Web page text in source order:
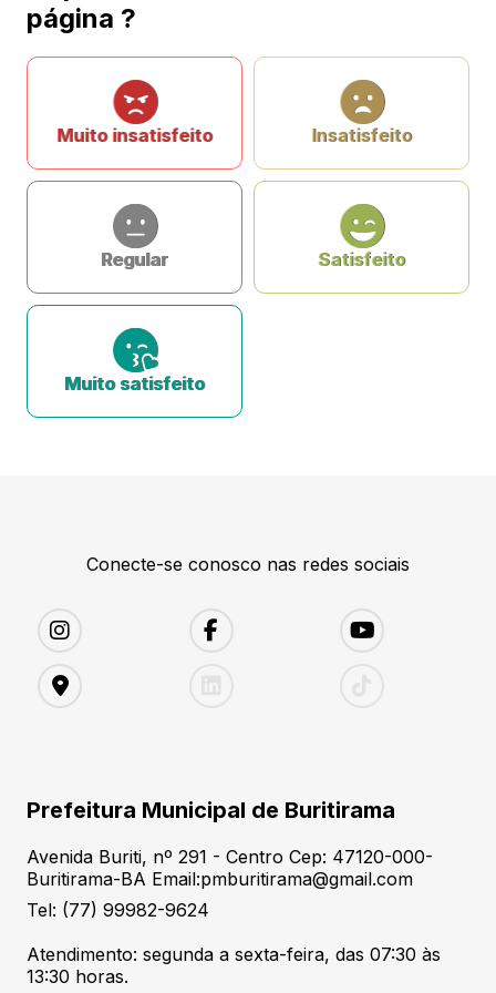
página ?
Muito insatisfeito Insatisfeito
Regular Satisfeito
Muito satisfeito
Conecte-se conosco nas redes sociais
Prefeitura Municipal de Buritirama
Avenida Buriti, nº 291 - Centro Cep: 47120-000-
Buritirama-BA Email:pmburitirama@gmail.com
Tel: (77) 99982-9624
Atendimento: segunda a sexta-feira, das 07:30 às
13:30 horas.